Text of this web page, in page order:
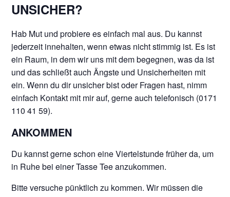
UNSICHER?
Hab Mut und probiere es einfach mal aus. Du kannst
jederzeit innehalten, wenn etwas nicht stimmig ist. Es ist
ein Raum, in dem wir uns mit dem begegnen, was da ist
und das schließt auch Ängste und Unsicherheiten mit
ein. Wenn du dir unsicher bist oder Fragen hast, nimm
einfach Kontakt mit mir auf, gerne auch telefonisch (0171
110 41 59).
ANKOMMEN
Du kannst gerne schon eine Viertelstunde früher da, um
in Ruhe bei einer Tasse Tee anzukommen.
Bitte versuche pünktlich zu kommen. Wir müssen die